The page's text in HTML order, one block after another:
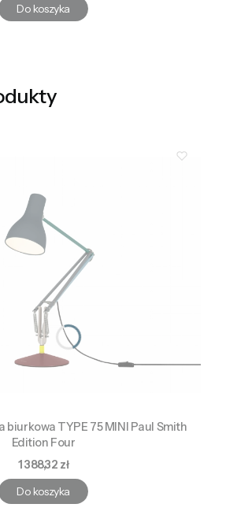
Do koszyka
biurkowa TYPE 75 MINI Paul Smith
Edition Four
Cena
1 388,32 zł
Do koszyka